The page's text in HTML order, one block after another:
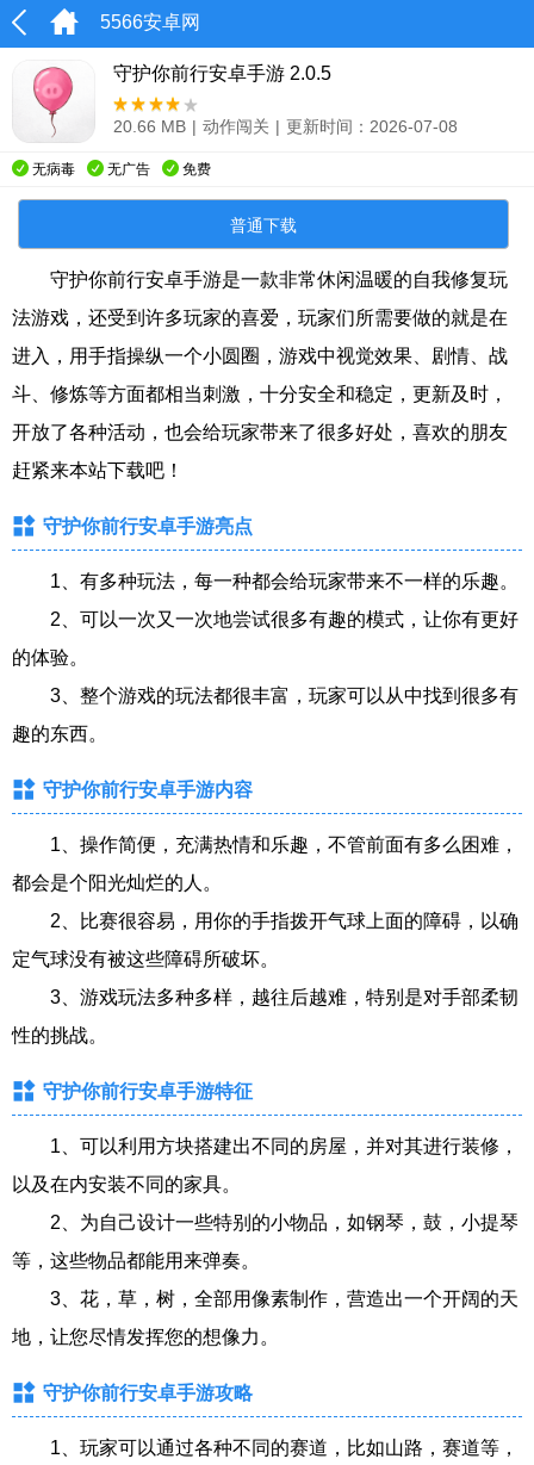
5566安卓网
守护你前行安卓手游 2.0.5
20.66 MB | 动作闯关 | 更新时间：2026-07-08
无病毒 无广告 免费
普通下载
守护你前行安卓手游是一款非常休闲温暖的自我修复玩
法游戏，还受到许多玩家的喜爱，玩家们所需要做的就是在
进入，用手指操纵一个小圆圈，游戏中视觉效果、剧情、战
斗、修炼等方面都相当刺激，十分安全和稳定，更新及时，
开放了各种活动，也会给玩家带来了很多好处，喜欢的朋友
赶紧来本站下载吧！
守护你前行安卓手游亮点
1、有多种玩法，每一种都会给玩家带来不一样的乐趣。
2、可以一次又一次地尝试很多有趣的模式，让你有更好
的体验。
3、整个游戏的玩法都很丰富，玩家可以从中找到很多有
趣的东西。
守护你前行安卓手游内容
1、操作简便，充满热情和乐趣，不管前面有多么困难，
都会是个阳光灿烂的人。
2、比赛很容易，用你的手指拨开气球上面的障碍，以确
定气球没有被这些障碍所破坏。
3、游戏玩法多种多样，越往后越难，特别是对手部柔韧
性的挑战。
守护你前行安卓手游特征
1、可以利用方块搭建出不同的房屋，并对其进行装修，
以及在内安装不同的家具。
2、为自己设计一些特别的小物品，如钢琴，鼓，小提琴
等，这些物品都能用来弹奏。
3、花，草，树，全部用像素制作，营造出一个开阔的天
地，让您尽情发挥您的想像力。
守护你前行安卓手游攻略
1、玩家可以通过各种不同的赛道，比如山路，赛道等，